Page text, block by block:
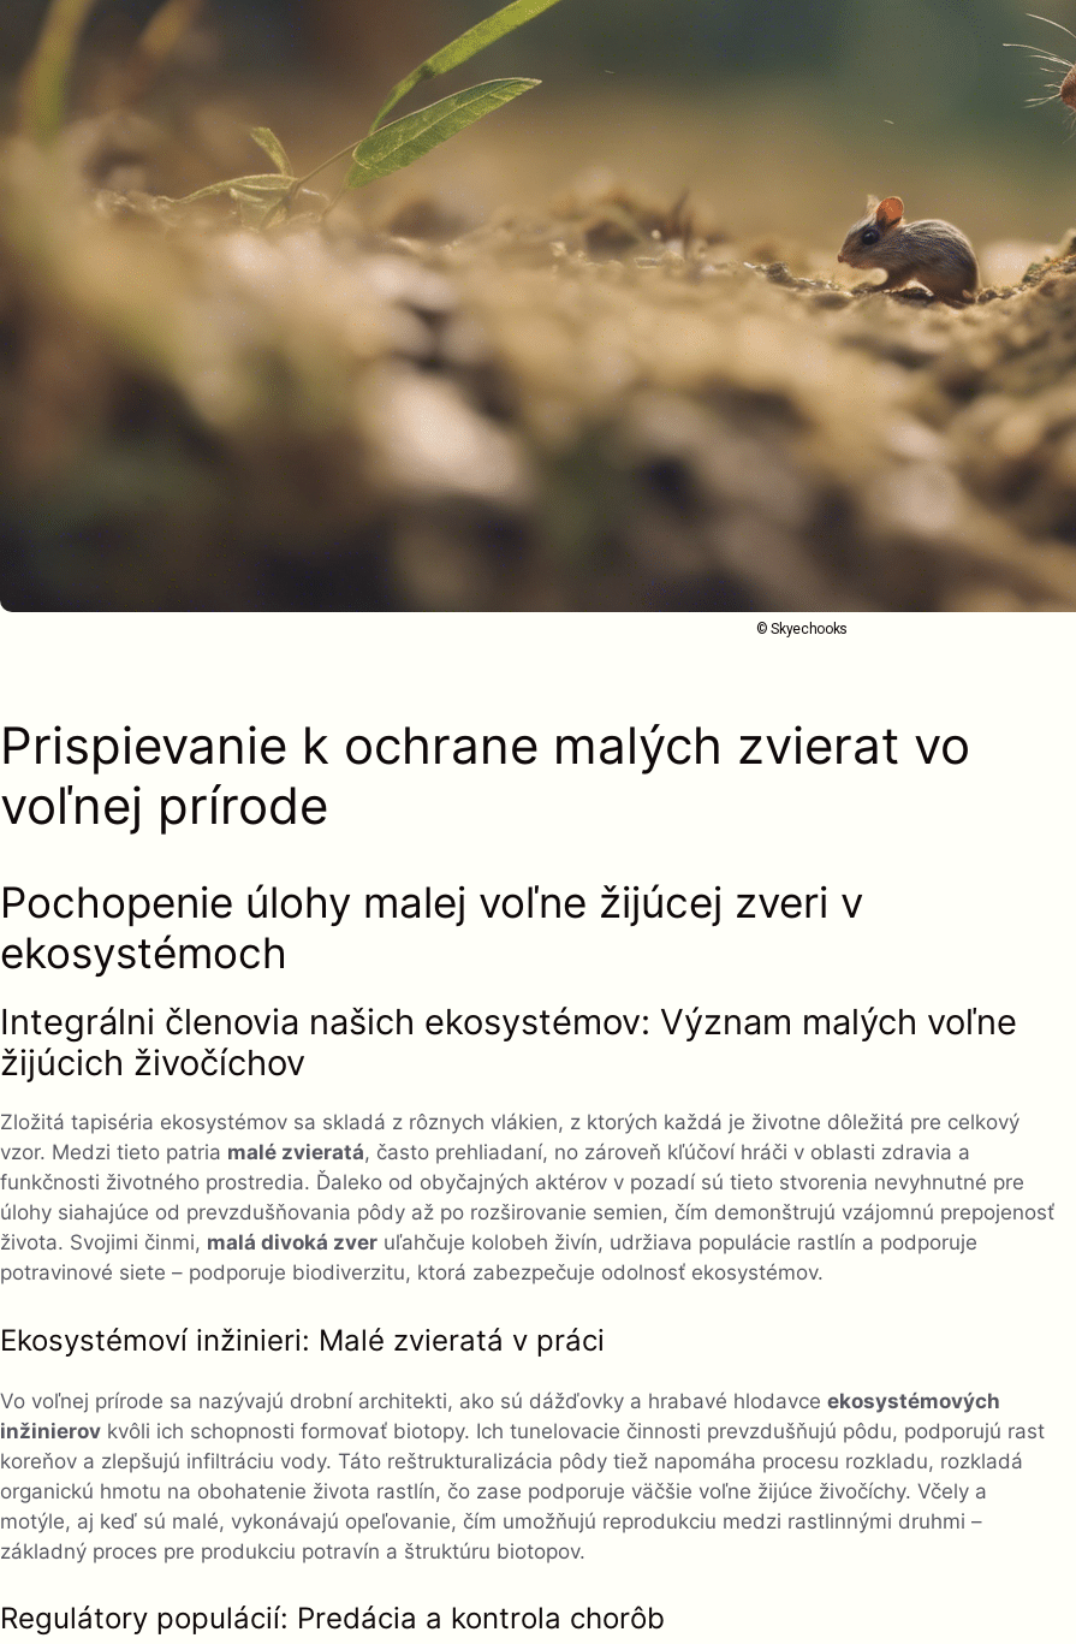
© Skyechooks
Prispievanie k ochrane malých zvierat vo
voľnej prírode
Pochopenie úlohy malej voľne žijúcej zveri v
ekosystémoch
Integrálni členovia našich ekosystémov: Význam malých voľne
žijúcich živočíchov
Zložitá tapiséria ekosystémov sa skladá z rôznych vlákien, z ktorých každá je životne dôležitá pre celkový
vzor. Medzi tieto patria malé zvieratá, často prehliadaní, no zároveň kľúčoví hráči v oblasti zdravia a
funkčnosti životného prostredia. Ďaleko od obyčajných aktérov v pozadí sú tieto stvorenia nevyhnutné pre
úlohy siahajúce od prevzdušňovania pôdy až po rozširovanie semien, čím demonštrujú vzájomnú prepojenosť
života. Svojimi činmi, malá divoká zver uľahčuje kolobeh živín, udržiava populácie rastlín a podporuje
potravinové siete – podporuje biodiverzitu, ktorá zabezpečuje odolnosť ekosystémov.
Ekosystémoví inžinieri: Malé zvieratá v práci
Vo voľnej prírode sa nazývajú drobní architekti, ako sú dážďovky a hrabavé hlodavce ekosystémových
inžinierov kvôli ich schopnosti formovať biotopy. Ich tunelovacie činnosti prevzdušňujú pôdu, podporujú rast
koreňov a zlepšujú infiltráciu vody. Táto reštrukturalizácia pôdy tiež napomáha procesu rozkladu, rozkladá
organickú hmotu na obohatenie života rastlín, čo zase podporuje väčšie voľne žijúce živočíchy. Včely a
motýle, aj keď sú malé, vykonávajú opeľovanie, čím umožňujú reprodukciu medzi rastlinnými druhmi –
základný proces pre produkciu potravín a štruktúru biotopov.
Regulátory populácií: Predácia a kontrola chorôb